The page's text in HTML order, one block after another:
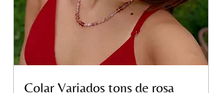
Colar Variados tons de rosa